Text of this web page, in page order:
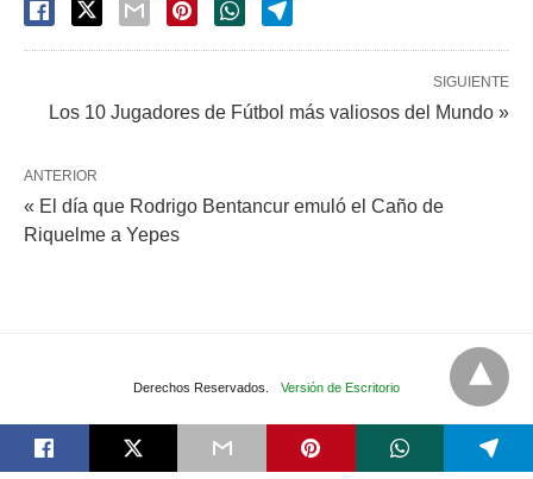
SIGUIENTE
Los 10 Jugadores de Fútbol más valiosos del Mundo »
ANTERIOR
« El día que Rodrigo Bentancur emuló el Caño de
Riquelme a Yepes
Derechos Reservados. Versión de Escritorio